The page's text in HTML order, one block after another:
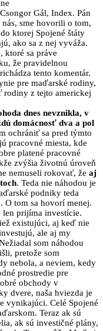
Gál, Index. Pán
sme hovorili o tom,
ktorej Spojené štáty
ako sa z nej vyváža.
ktoré sa práve
že pravidelnou
tento komentár.
pre maďarské rodiny,
rodiny z tejto americkej
dnes nevznikla, v
domácnosť dva a pol
ochrániť sa pred týmto
pracovné miesta, kde
platené pracovné
zvýšia životnú úroveň
nemuseli rokovať, že aj
. Teda nie náhodou je
podniky teda
O tom sa hovorí menej.
prijíma investície.
existujúci, aj keď nie
ale aj my
som náhodou
pretože som
nebola, a neviem, kedy
prostredie pre
obchody v
dvere, naša hviezda je
vynikajúci. Celé Spojené
Teraz ak sú
ak sú investičné plány,